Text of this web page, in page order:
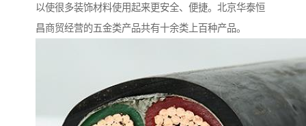
以使很多装饰材料使用起来更安全、便捷。北京华泰恒
昌商贸经营的五金类产品共有十余类上百种产品。